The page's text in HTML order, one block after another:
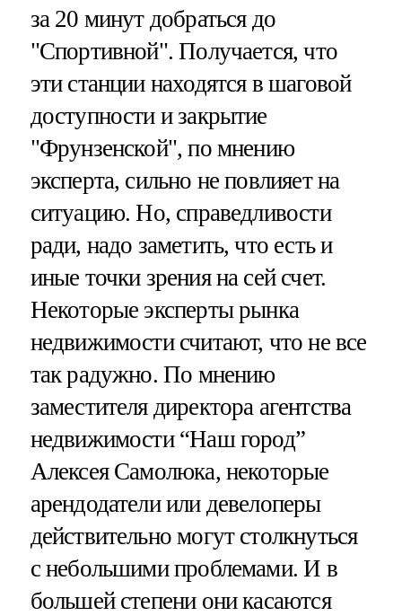
за 20 минут добраться до
"Спортивной". Получается, что
эти станции находятся в шаговой
доступности и закрытие
"Фрунзенской", по мнению
эксперта, сильно не повлияет на
ситуацию. Но, справедливости
ради, надо заметить, что есть и
иные точки зрения на сей счет.
Некоторые эксперты рынка
недвижимости считают, что не все
так радужно. По мнению
заместителя директора агентства
недвижимости “Наш город”
Алексея Самолюка, некоторые
арендодатели или девелоперы
действительно могут столкнуться
с небольшими проблемами. И в
большей степени они касаются